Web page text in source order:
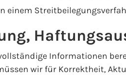
einem
Informationen
wir für Korrektheit,